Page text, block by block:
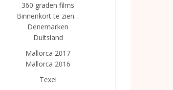
360 graden films
Binnenkort te zien…
Denemarken
Duitsland
Mallorca 2017
Mallorca 2016
Texel